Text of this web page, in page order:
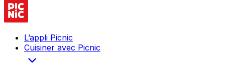
L’appli Picnic
Cuisiner avec Picnic